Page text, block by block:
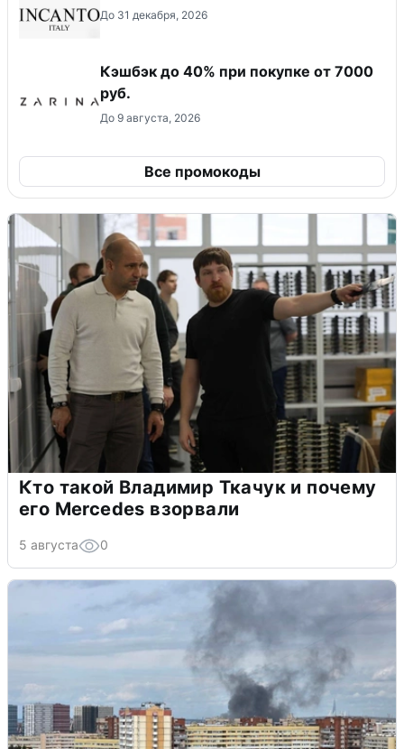
До 31 декабря, 2026
Кэшбэк до 40% при покупке от 7000
руб.
До 9 августа, 2026
Все промокоды
Кто такой Владимир Ткачук и почему
его Mercedes взорвали
5 августа 0